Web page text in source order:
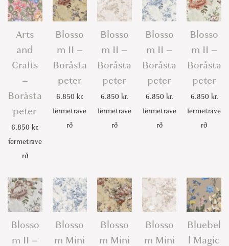
a
n
t
i
t
Arts
and
Crafts
–
Boråsta
peter
6.850 kr.
fermetrave
rð
Blosso
m II –
Boråsta
peter
6.850 kr.
fermetrave
rð
Blosso
m II –
Boråsta
peter
6.850 kr.
fermetrave
rð
Blosso
m II –
Boråsta
peter
6.850 kr.
fermetrave
rð
Blosso
m II –
Boråsta
peter
6.850 kr.
fermetrave
rð
Blosso
m II –
Blosso
m Mini
Blosso
m Mini
Blosso
m Mini
Bluebel
l Magic